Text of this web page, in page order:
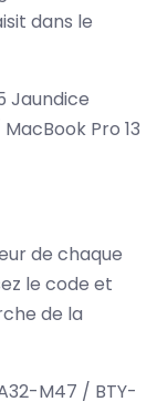
dans le
Jaundice
Pro 13
de chaque
le code et
de la
M47 / BTY-